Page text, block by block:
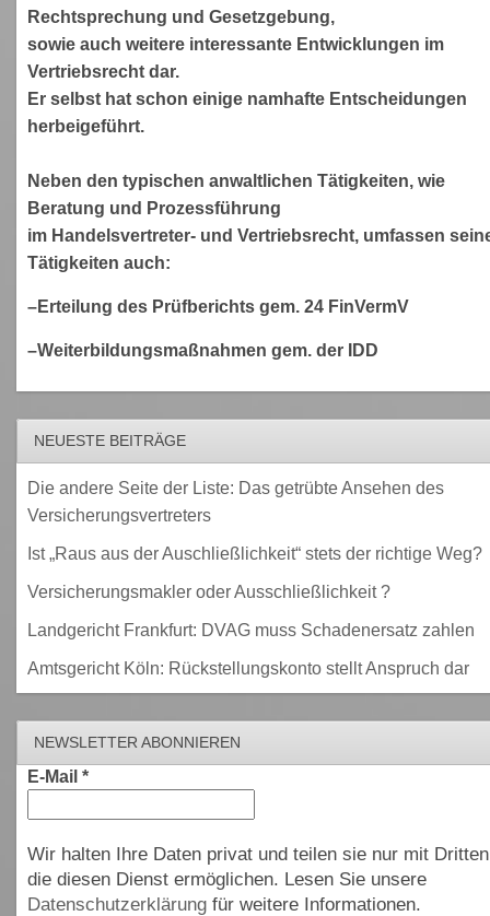
Rechtsprechung und Gesetzgebung,
sowie auch weitere interessante Entwicklungen im
Vertriebsrecht dar.
Er selbst hat schon einige namhafte Entscheidungen
herbeigeführt.
Neben den typischen anwaltlichen Tätigkeiten, wie
Beratung und Prozessführung
im Handelsvertreter- und Vertriebsrecht, umfassen
Tätigkeiten auch:
–Erteilung des Prüfberichts gem. 24 FinVermV
–Weiterbildungsmaßnahmen gem. der IDD
NEUESTE BEITRÄGE
Die andere Seite der Liste: Das getrübte Ansehen des
Versicherungsvertreters
Ist „Raus aus der Auschließlichkeit“ stets der richtige Weg?
Versicherungsmakler oder Ausschließlichkeit ?
Landgericht Frankfurt: DVAG muss Schadenersatz zahlen
Amtsgericht Köln: Rückstellungskonto stellt Anspruch dar
NEWSLETTER ABONNIEREN
E-Mail *
Wir halten Ihre Daten privat und teilen sie nur mit
die diesen Dienst ermöglichen. Lesen Sie unsere
Datenschutzerklärungfür weitere Informationen.